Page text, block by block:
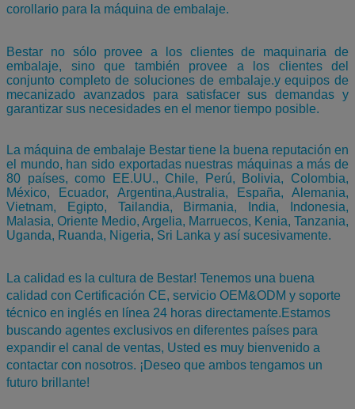
corollario para la máquina de embalaje.
Bestar no sólo provee a los clientes de maquinaria de
embalaje, sino que también provee a los clientes del
conjunto completo de soluciones de embalaje.y equipos de
mecanizado avanzados para satisfacer sus demandas y
garantizar sus necesidades en el menor tiempo posible.
La máquina de embalaje Bestar tiene la buena reputación en
el mundo, han sido exportadas nuestras máquinas a más de
80 países, como EE.UU., Chile, Perú, Bolivia, Colombia,
México, Ecuador, Argentina,Australia, España, Alemania,
Vietnam, Egipto, Tailandia, Birmania, India, Indonesia,
Malasia, Oriente Medio, Argelia, Marruecos, Kenia, Tanzania,
Uganda, Ruanda, Nigeria, Sri Lanka y así sucesivamente.
La calidad es la cultura de Bestar! Tenemos una buena
calidad con Certificación CE, servicio OEM&ODM y soporte
técnico en inglés en línea 24 horas directamente.Estamos
buscando agentes exclusivos en diferentes países para
expandir el canal de ventas, Usted es muy bienvenido a
contactar con nosotros. ¡Deseo que ambos tengamos un
futuro brillante!